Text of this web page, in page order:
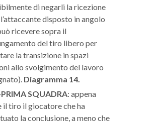
di negarli la ricezione
disposto in angolo
ricevere sopra il
del tiro libero per
la transizione in spazi
allo svolgimento del lavoro
Diagramma 14.
SQUADRA: appena
il tiro il giocatore che ha
la conclusione, a meno che